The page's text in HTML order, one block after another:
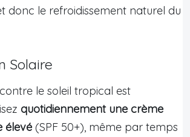
donc le refroidissement naturel du
Solaire
le soleil tropical est
quotidiennement une crème
élevé (SPF 50+), même par temps